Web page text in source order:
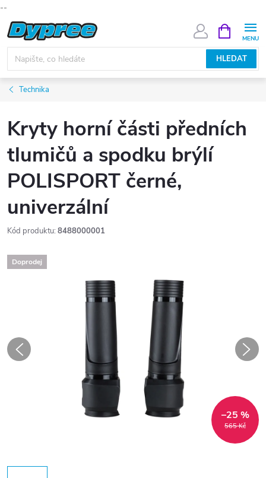
--
Přejít
na
obsah
HLEDAT
NÁKUPNÍ
KOŠÍK
Technika
Kryty horní části předních
tlumičů a spodku brýlí
POLISPORT černé,
univerzální
Kód produktu: 8488000001
Doprodej
565 Kč
–25 %